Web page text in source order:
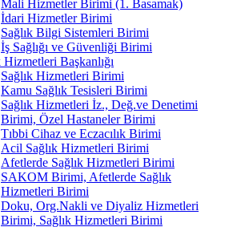
Mali Hizmetler Birimi (1. Basamak)
İdari Hizmetler Birimi
Sağlık Bilgi Sistemleri Birimi
İş Sağlığı ve Güvenliği Birimi
Hizmetleri Başkanlığı
Sağlık Hizmetleri Birimi
Kamu Sağlık Tesisleri Birimi
Sağlık Hizmetleri İz., Değ.ve Denetimi
Birimi, Özel Hastaneler Birimi
Tıbbi Cihaz ve Eczacılık Birimi
Acil Sağlık Hizmetleri Birimi
Afetlerde Sağlık Hizmetleri Birimi
SAKOM Birimi, Afetlerde Sağlık
Hizmetleri Birimi
Doku, Org.Nakli ve Diyaliz Hizmetleri
Birimi, Sağlık Hizmetleri Birimi